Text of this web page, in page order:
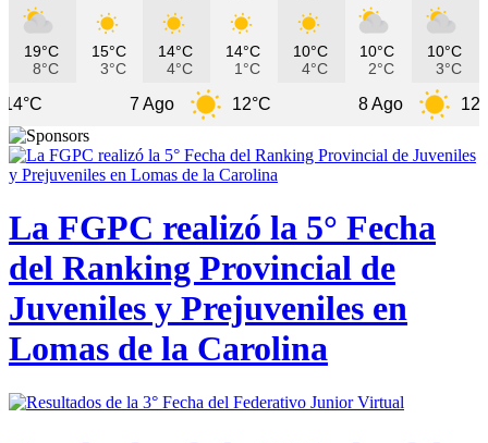
19°C
8°C
15°C
3°C
14°C
4°C
14°C
1°C
10°C
4°C
10°C
2°C
10°C
3°C
12°C 12°C
La FGPC realizó la 5° Fecha
del Ranking Provincial de
Juveniles y Prejuveniles en
Lomas de la Carolina